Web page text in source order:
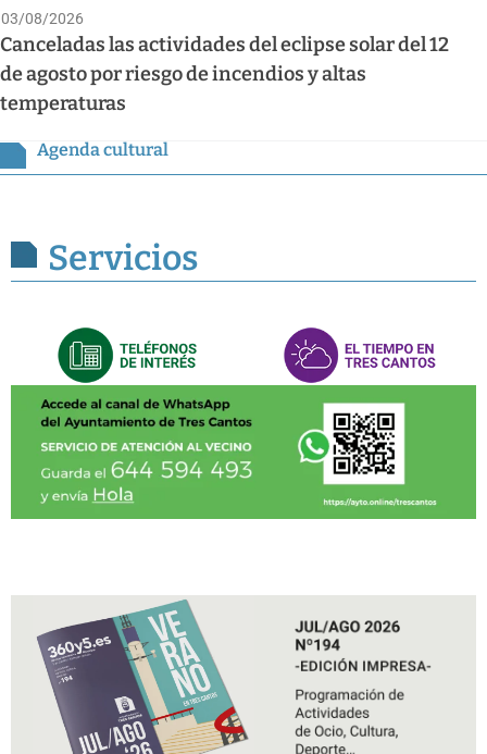
03/08/2026
Canceladas las actividades del eclipse solar del 12
de agosto por riesgo de incendios y altas
temperaturas
Agenda cultural
Servicios